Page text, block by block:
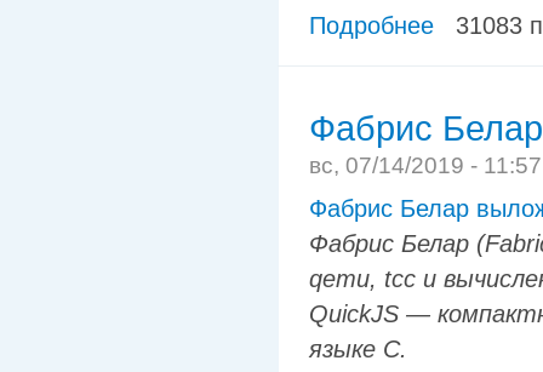
Подробнее 31083
Фабрис
вс, 07/14/2019 -
Фабрис Белар
Фабрис Белар
qemu, tcc и
QuickJS —
языке C.